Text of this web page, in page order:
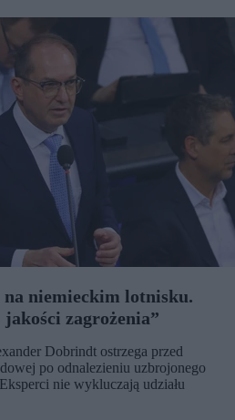
niemieckim lotnisku.
zagrożenia”
Dobrindt ostrzega przed
po odnalezieniu uzbrojonego
nie wykluczają udziału